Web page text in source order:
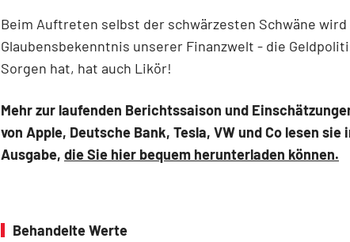
Beim Auftreten selbst der schwärzesten Schwäne
Glaubensbekenntnis unserer Finanzwelt - die
Sorgen hat, hat auch Likör!
Mehr zur laufenden Berichtssaison und
von Apple, Deutsche Bank, Tesla, VW und Co lesen sie
Ausgabe, die Sie hier bequem herunterladen können.
Behandelte Werte